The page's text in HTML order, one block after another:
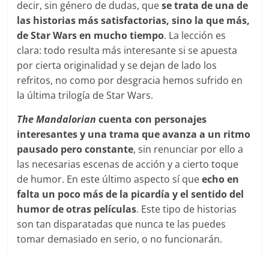
decir, sin género de dudas, quese trata de una de
las historias más satisfactorias, sino la que más,
de Star Wars en mucho tiempo. La lección es
clara: todo resulta más interesante si se apuesta
por cierta originalidad y se dejan de lado los
refritos, no como por desgracia hemos sufrido en
la última trilogía de Star Wars.
The Mandalorian cuenta con personajes
interesantes y una trama que avanza a un ritmo
pausado pero constante, sin renunciar por ello a
las necesarias escenas de acción y a cierto toque
de humor. En este último aspecto sí queecho en
falta un poco más de la picardía y el sentido del
humor de otras películas. Este tipo de historias
son tan disparatadas que nunca te las puedes
tomar demasiado en serio, o no funcionarán.